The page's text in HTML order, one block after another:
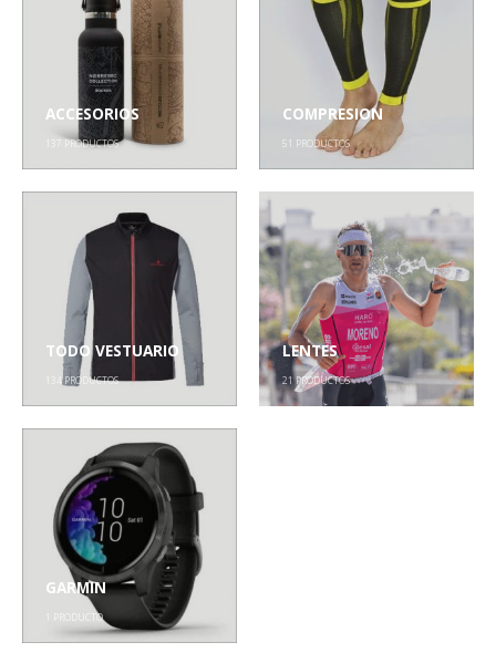
PRODUCTOS POR CATEGORÍAS
137PRODUCTOS
COMPRESION
TODO VESTUARIO